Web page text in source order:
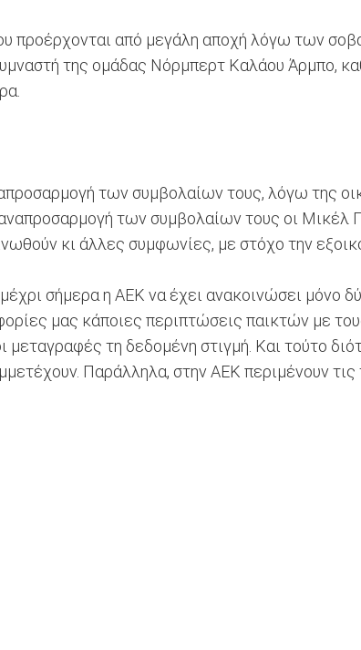
προέρχονται από μεγάλη αποχή λόγω των
της ομάδας Νόρμπερτ Καλάου Άρμπο,
των συμβολαίων τους, λόγω της
των συμβολαίων τους οι Μικέλ
κι άλλες συμφωνίες, με στόχο την
σήμερα η ΑΕΚ να έχει ανακοινώσει μόνο
μας κάποιες περιπτώσεις παικτών με
τη δεδομένη στιγμή. Και τούτο
Παράλληλα, στην ΑΕΚ περιμένουν τις